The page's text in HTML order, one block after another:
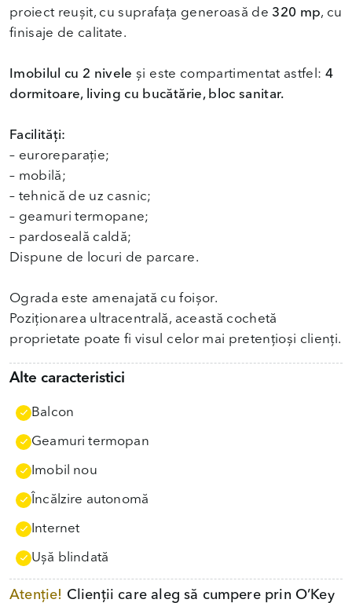
proiect reușit, cu suprafața generoasă de 320 mp, cu
finisaje de calitate.
Imobilul cu 2 nivele și este compartimentat astfel: 4
dormitoare, living cu bucătărie, bloc sanitar.
Facilități:
– euroreparație;
– mobilă;
– tehnică de uz casnic;
– geamuri termopane;
– pardoseală caldă;
Dispune de locuri de parcare.
Ograda este amenajată cu foișor.
Poziționarea ultracentrală, această cochetă
proprietate poate fi visul celor mai pretențioși clienți.
Alte caracteristici
Balcon
Geamuri termopan
Imobil nou
Încălzire autonomă
Internet
Uşă blindată
Atenție! Clienții care aleg să cumpere prin O’Key